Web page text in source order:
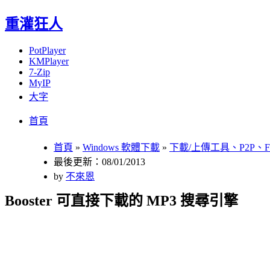
重灌狂人
PotPlayer
KMPlayer
7-Zip
MyIP
大字
首頁
首頁 » Windows 軟體下載 » 下載/上傳工具、P2P、
最後更新：08/01/2013
by 不來恩
Booster 可直接下載的 MP3 搜尋引擎